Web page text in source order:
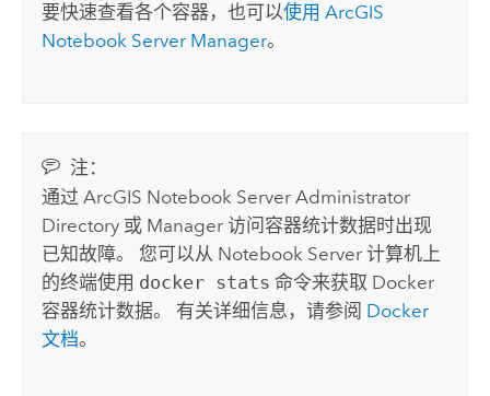
要快速查看各个容器，也可以使用ArcGIS
Notebook Server Manager。
注：
通过ArcGIS Notebook Server Administrator
Directory 或 Manager 访问容器统计数据时出现
已知故障。您可以从 Notebook Server 计算机上
的终端使用 docker stats 命令来获取 Docker
容器统计数据。
有关详细信息，请参阅 Docker
文档。